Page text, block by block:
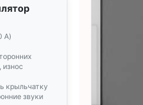
А)
износ
крыльчатку
звуки